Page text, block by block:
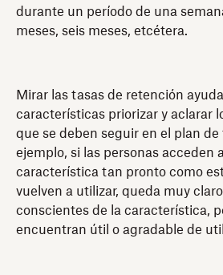
durante un período de una
meses, seis meses, etcétera.
Mirar las tasas de retención
características priorizar y aclarar
que se deben seguir en el plan
ejemplo, si las personas acceden
característica tan pronto como
vuelven a utilizar, queda muy
conscientes de la característica,
encuentran útil o agradable de